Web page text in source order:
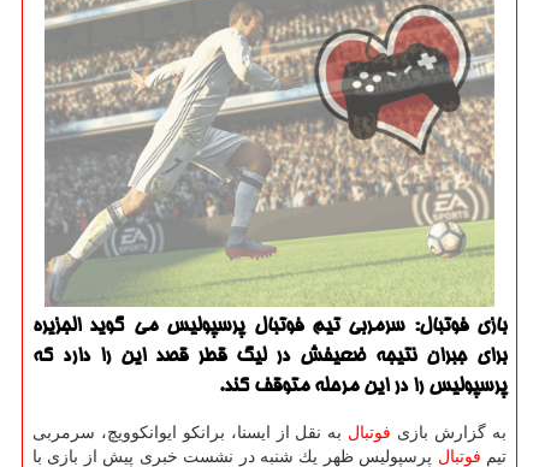
بازی فوتبال: سرمربی تیم فوتبال پرسپولیس می گوید الجزیره
برای جبران نتیجه ضعیفش در لیگ قطر قصد این را دارد كه
پرسپولیس را در این مرحله متوقف كند.
به گزارش بازی فوتبال به نقل از ایسنا، برانكو ایوانكوویچ، سرمربی
تیم فوتبال پرسپولیس ظهر یك شنبه در نشست خبری پیش از بازی با